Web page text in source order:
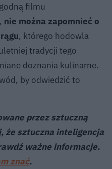
filmu
nie można zapomnieć o
, którego hodowla
tradycji tego
doznania kulinarne.
by odwiedzić to
przez sztuczną
że sztuczna inteligencja
ważne informacje.
znać.